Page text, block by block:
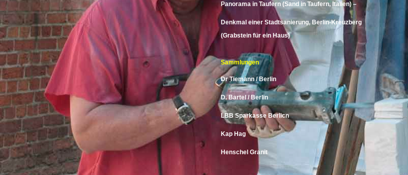
Panorama in Taufern (Sand in Taufern, Italien) –
Denkmal einer Stadtsanierung, Berlin-Kreuzberg
(Grabstein für ein Haus)
Sammlungen
Dr Tiemann / Berlin
D. Bartel / Berlin
LBB Sparkasse Berlicn
Kap Hag
Henschel Granit